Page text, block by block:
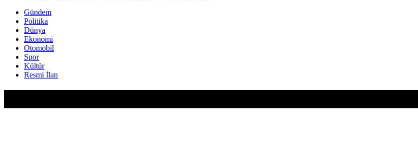
Gündem
Politika
Dünya
Ekonomi
Otomobil
Spor
Kültür
Resmi İlan